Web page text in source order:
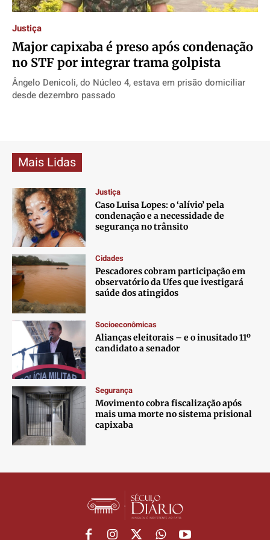
Direitos
Economia
Cultura
Colunas
Caetano Roque
Gustavo Bastos
Anuncie
Quem Somos
Contato
Anuncie
Termos de Uso
Privacidade
Direitos
Economia
Cultura
Colunas
Caetano Roque
Gustavo Bastos
Anuncie
Quem Somos
Contato
Anuncie
Termos de Uso
Privacidade
Direitos
Economia
Cultura
Colunas
Caetano Roque
Gustavo Bastos
Anuncie
Quem Somos
Contato
Anuncie
Termos de Uso
Privacidade
Direitos
Economia
Cultura
Colunas
Caetano Roque
Gustavo Bastos
Anuncie
Quem Somos
Contato
Anuncie
Termos de Uso
Privacidade
Justiça
Major capixaba é preso após condenação
no STF por integrar trama golpista
Ângelo Denicoli, do Núcleo 4, estava em prisão domiciliar
desde dezembro passado
Mais Lidas
Justiça
Caso Luisa Lopes: o ‘alívio’ pela
condenação e a necessidade de
segurança no trânsito
Cidades
Pescadores cobram participação em
observatório da Ufes que ivestigará
saúde dos atingidos
Socioeconômicas
Alianças eleitorais – e o inusitado 11º
candidato a senador
Segurança
Movimento cobra fiscalização após
mais uma morte no sistema prisional
capixaba